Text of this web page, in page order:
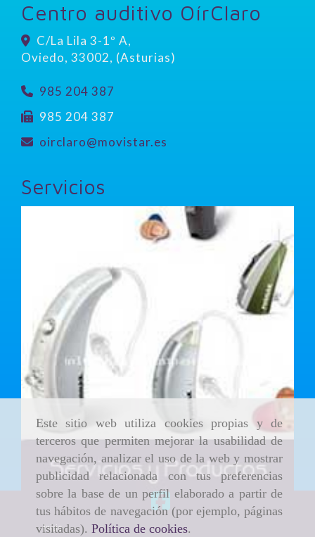
Este sitio web utiliza cookies propias y de
terceros que permiten mejorar la usabilidad de
navegación, analizar el uso de la web y mostrar
publicidad relacionada con tus preferencias
sobre la base de un perfil elaborado a partir de
tus hábitos de navegación (por ejemplo, páginas
visitadas). Política de cookies.
Centro auditivo OírClaro
C/La Lila 3-1º A,
Oviedo, 33002, (Asturias)
985 204 387
985 204 387
oirclaro
movistar.es
Servicios
Inicio